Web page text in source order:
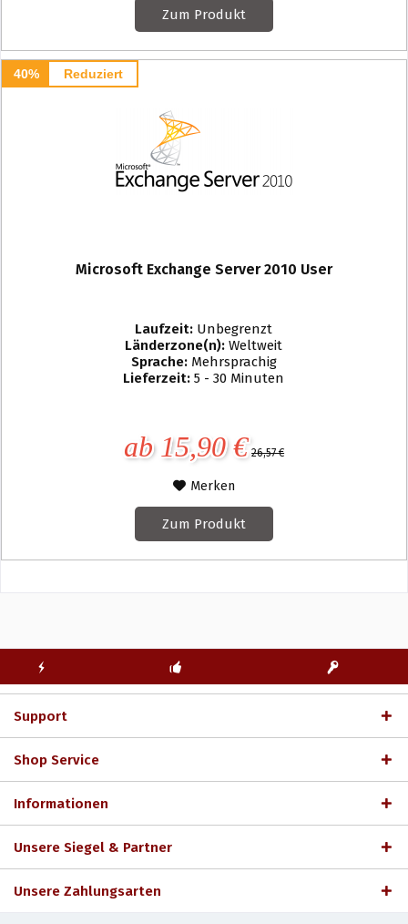
Zum Produkt
40% Reduziert
Microsoft Exchange Server 2010 User
Laufzeit: Unbegrenzt
Länderzone(n):Weltweit
Sprache: Mehrsprachig
Lieferzeit:5 - 30 Minuten
ab 15,90 € 26,57 €
Merken
Zum Produkt
KOSTENLOSE
ECHTE
LIZENZSCHLÜSSEL
Support
Shop Service
Informationen
Unsere Siegel & Partner
Unsere Zahlungsarten